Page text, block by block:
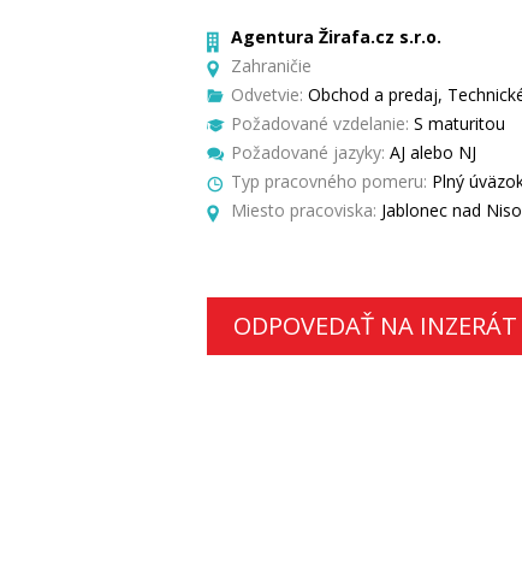
Agentura Žirafa.cz s.r.o.
Zahraničie
Odvetvie: Obchod a predaj,
Požadované vzdelanie: S maturitou
Požadované jazyky: AJ alebo NJ
Typ pracovného pomeru: Plný
Miesto pracoviska: Jablonec nad
ODPOVEDAŤ NA INZERÁT